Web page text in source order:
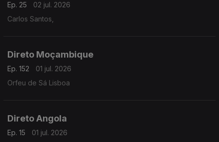
Ep. 25
02 jul. 2026
Carlos Santos,
Direto Moçambique
Ep. 152
01 jul. 2026
Orfeu de Sá Lisboa
Direto Angola
Ep. 15
01 jul. 2026